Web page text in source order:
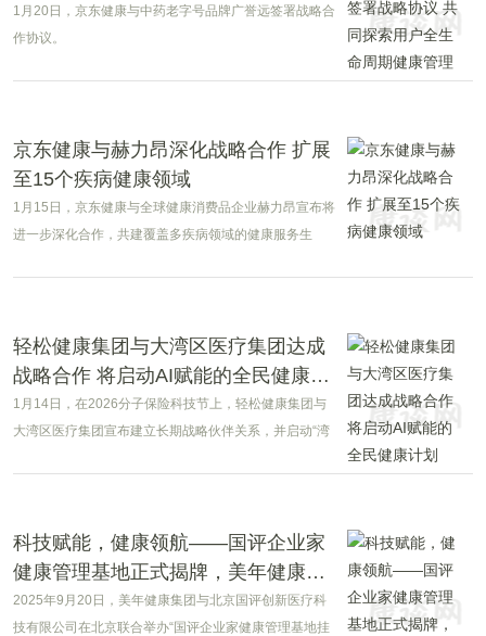
管理
1月20日，京东健康与中药老字号品牌广誉远签署战略合
作协议。
京东健康与赫力昂深化战略合作 扩展
至15个疾病健康领域
1月15日，京东健康与全球健康消费品企业赫力昂宣布将
进一步深化合作，共建覆盖多疾病领域的健康服务生
轻松健康集团与大湾区医疗集团达成
战略合作 将启动AI赋能的全民健康计
划
1月14日，在2026分子保险科技节上，轻松健康集团与
大湾区医疗集团宣布建立长期战略伙伴关系，并启动“湾
科技赋能，健康领航——国评企业家
健康管理基地正式揭牌，美年健康与
国评创新医疗开启战略合作
2025年9月20日，美年健康集团与北京国评创新医疗科
技有限公司在北京联合举办“国评企业家健康管理基地挂